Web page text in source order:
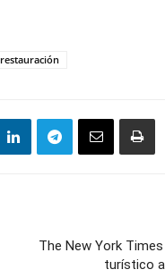
restauración
The New York
turístico